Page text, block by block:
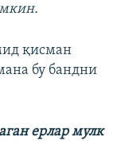
қисман
бу бандни
ерлар мулк